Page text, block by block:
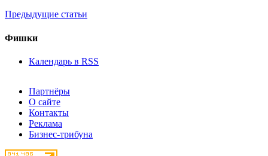
Предыдущие статьи
Фишки
Календарь в RSS
Партнёры
О сайте
Контакты
Реклама
Бизнес-трибуна